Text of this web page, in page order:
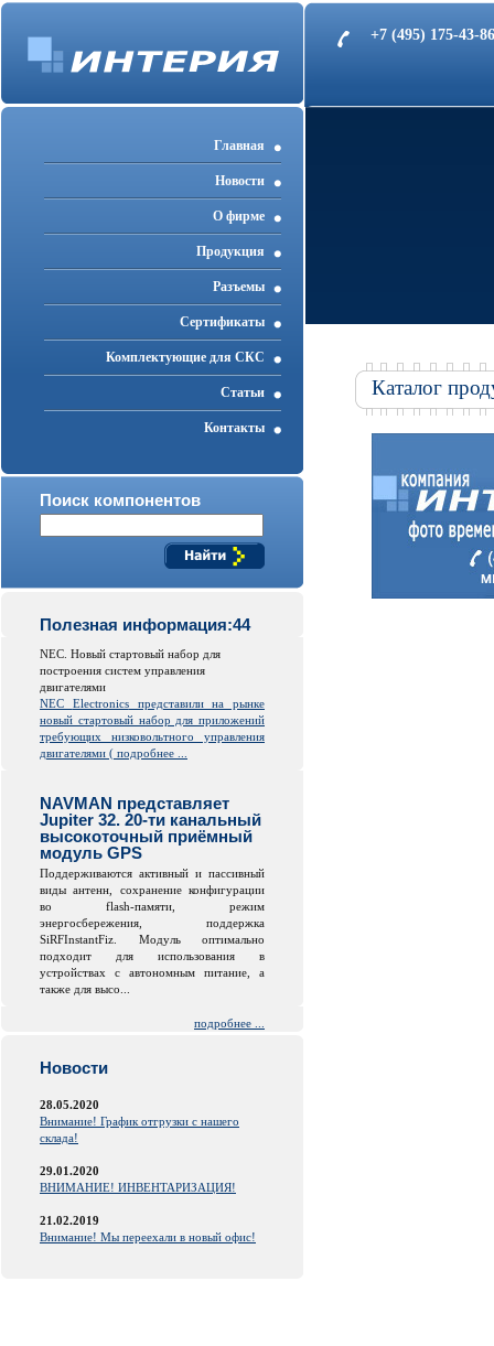
+7 (495) 175-43-
Главная
Новости
О фирме
Продукция
Разъемы
Cертификаты
Комплектующие для СКС
Статьи
Контакты
Поиск компонентов
Полезная информация:44
NEC. Новый стартовый набор для
построения систем управления
двигателями
NEC
Electronicsпредставили на рынке
новый стартовый набор для приложений
требующих низковольтного управления
двигателями ( подробнее ...
NAVMAN представляет
Jupiter 32. 20-ти канальный
высокоточный приёмный
модуль GPS
Поддерживаются активный и пассивный
виды антенн, сохранение конфигурации
во flash-памяти, режим
энергосбережения, поддержка
SiRFInstantFiz. Модуль оптимально
подходит для использования в
устройствах с автономным питание, а
также для высо...
подробнее ...
Новости
28.05.2020
Внимание! График отгрузки с нашего
склада!
29.01.2020
ВНИМАНИЕ! ИНВЕНТАРИЗАЦИЯ!
21.02.2019
Внимание! Мы переехали в новый офис!
Каталог